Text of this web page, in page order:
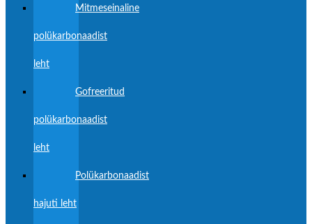
Mitmeseinaline
polükarbonaadist
leht
Gofreeritud
polükarbonaadist
leht
Polükarbonaadist
hajuti leht